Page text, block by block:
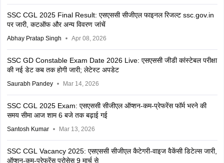
SSC CGL 2025 Final Result: एसएससी सीजीएल फाइनल रिजल्ट ssc.gov.in
पर जारी, कटऑफ और अन्य विवरण जांचें
Abhay Pratap Singh Apr 08, 2026
SSC GD Constable Exam Date 2026 Live: एसएससी जीडी कांस्टेबल परीक्षा
की नई डेट कब तक होगी जारी; लेटेस्ट अपडेट
Saurabh Pandey Mar 14, 2026
SSC CGL 2025 Exam: एसएससी सीजीएल ऑप्शन-कम-प्रेफरेंस फॉर्म भरने की
समय सीमा आज शाम 6 बजे तक बढ़ाई गई
Santosh Kumar Mar 13, 2026
SSC CGL Vacancy 2025: एसएससी सीजीएल कैटेगरी-वाइज वैकेंसी डिटेल्स जारी,
ऑप्शन-कम-प्रेफरेंस प्रोसेस 9 मार्च से